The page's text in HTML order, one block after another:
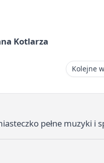
Kotlarza
Kolejne
pełne muzyki i